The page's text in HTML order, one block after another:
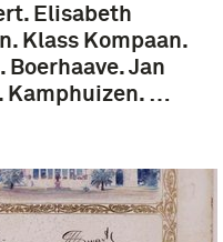
Elisabeth
Klass Kompaan.
Boerhaave. Jan
Kamphuizen. …